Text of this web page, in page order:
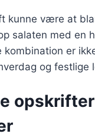
kunne være at
salaten med
kombination er
og festlige